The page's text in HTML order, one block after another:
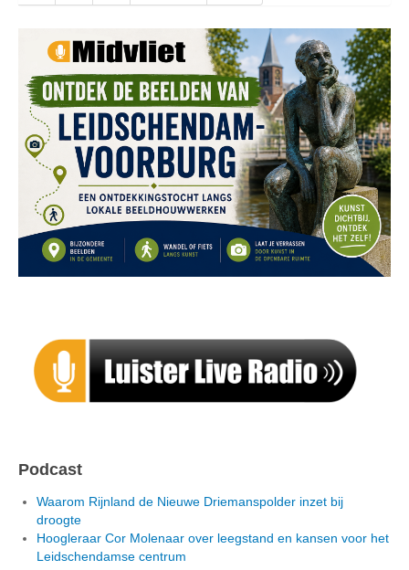
Podcast
Waarom Rijnland de Nieuwe Driemanspolder inzet bij
droogte
Hoogleraar Cor Molenaar over leegstand en kansen voor het
Leidschendamse centrum